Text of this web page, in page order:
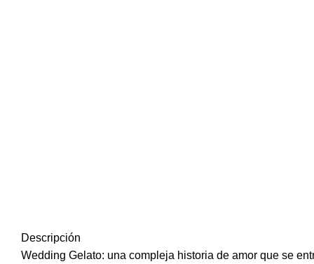
Descripción
Wedding Gelato: una compleja historia de amor que se